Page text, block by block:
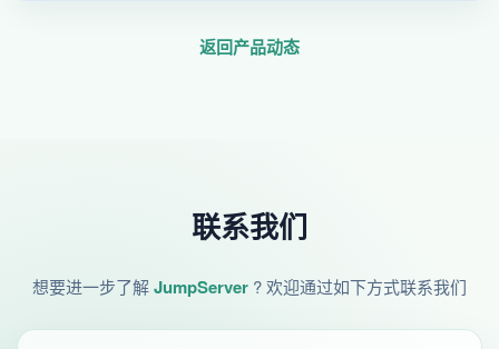
返回产品动态
联系我们
想要进一步了解JumpServer ? 欢迎通过如下方式联系我们